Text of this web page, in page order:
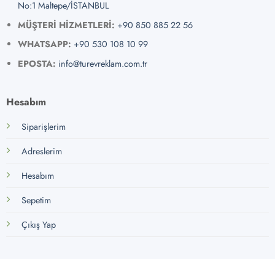
No:1 Maltepe/İSTANBUL
MÜŞTERİ HİZMETLERİ: +90 850 885 22 56
WHATSAPP: +90 530 108 10 99
EPOSTA: info@turevreklam.com.tr
Hesabım
Siparişlerim
Adreslerim
Hesabım
Sepetim
Çıkış Yap